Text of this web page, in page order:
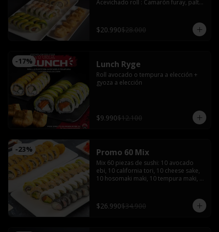
Acevichado roll : Camarón furay, palta,
Avocado sake : Salmón, queso crema y
ciboulette envuelto en palta
$20.990$28.000
-17% Lunch Ryge
Roll avocado o tempura a elección +
gyoza a elección
$9.990$12.100
-23% Promo 60 Mix
Mix 60 piezas de sushi: 10 avocado
ebi, 10 california tori, 10 cheese sake,
10 hosomaki maki, 10 tempura maki,
palitos
$26.990$34.900